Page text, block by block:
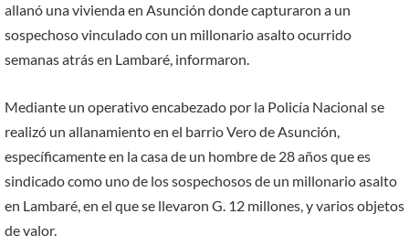
allanó una vivienda en Asunción donde capturaron a un
sospechoso vinculado con un millonario asalto ocurrido
semanas atrás en Lambaré, informaron.
Mediante un operativo encabezado por la Policía Nacional se
realizó un allanamiento en el barrio Vero de Asunción,
específicamente en la casa de un hombre de 28 años que es
sindicado como uno de los sospechosos de un millonario asalto
en Lambaré, en el que se llevaron G. 12 millones, y varios objetos
de valor.